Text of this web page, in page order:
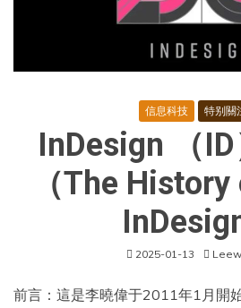
信息科技 特别關
InDesign （
（The
InDesign
2025-01-13
前言：這是李曉偉于2011年1月開